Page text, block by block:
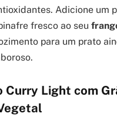
Adicione um
fresco ao seu
para um prato
Curry Light com